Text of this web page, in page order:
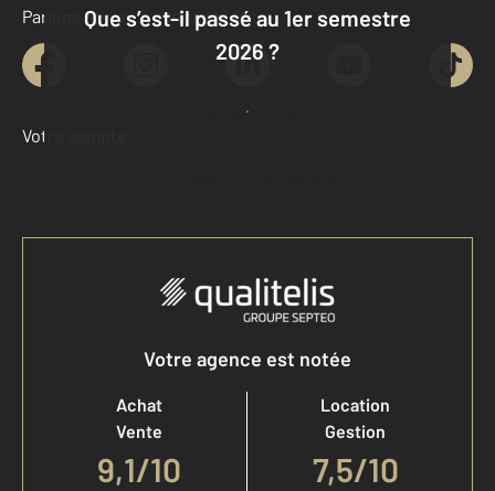
Que s’est-il passé au 1er semestre
2026 ?
Je découvre
Parlons de vous, parlons biens
Votre compte :
Accéder à mon compte
Votre agence est notée
Achat
Vente
9,1/10
Location
Gestion
7,5/10